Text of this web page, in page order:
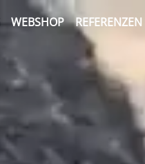
WEBSHOP REFERENZEN